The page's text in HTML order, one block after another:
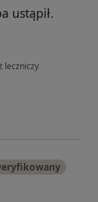
ustąpił.
leczniczy